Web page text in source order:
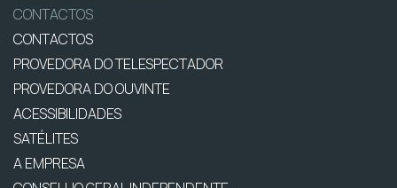
CONTACTOS
CONTACTOS
PROVEDORA DO TELESPECTADOR
PROVEDORA DO OUVINTE
ACESSIBILIDADES
SATÉLITES
A EMPRESA